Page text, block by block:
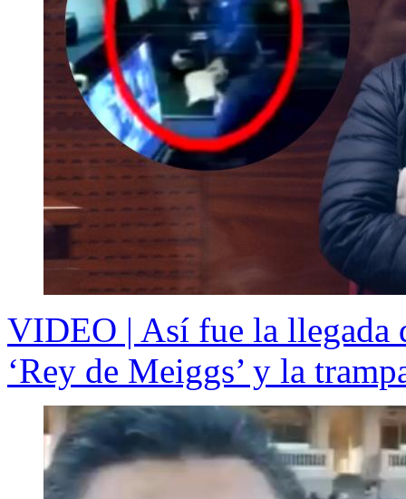
VIDEO | Así fue la llegada
‘Rey de Meiggs’ y la